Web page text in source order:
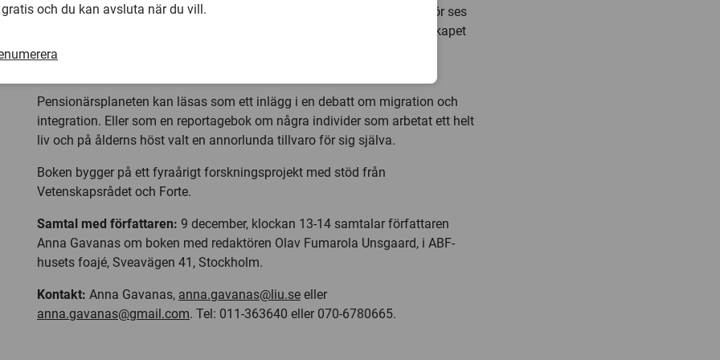
– Vi svenskar ser oss inte som migranter, utan som kosmopoliter. Varför ses
inte en svensk som invandrare när den bor i ett annat land? Invandrarskapet
tenderar att förknippas med mindre privilegierade grupper, säger Anna
Pensionärsplaneten kan läsas som ett inlägg i en debatt om migration och
integration. Eller som en reportagebok om några individer som arbetat ett helt
liv och på ålderns höst valt en annorlunda tillvaro för sig själva.
Boken bygger på ett fyraårigt forskningsprojekt med stöd från
Vetenskapsrådet och Forte.
Samtal med författaren: 9 december, klockan 13-14 samtalar författaren
Anna Gavanas om boken med redaktören Olav Fumarola Unsgaard, i ABF-
husets foajé, Sveavägen 41, Stockholm.
Kontakt: Anna Gavanas, anna.gavanas@liu.se eller
anna.gavanas@gmail.com. Tel: 011-363640 eller 070-6780665.
gratis och du kan avsluta när du vill.